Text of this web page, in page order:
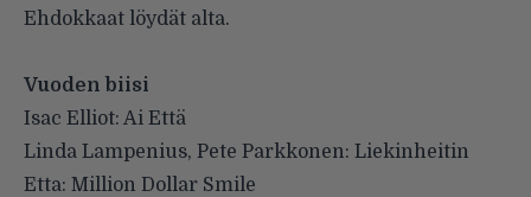
Ehdokkaat löydät alta.
Vuoden biisi
Isac Elliot: Ai Että
Linda Lampenius, Pete Parkkonen: Liekinheitin
Etta: Million Dollar Smile